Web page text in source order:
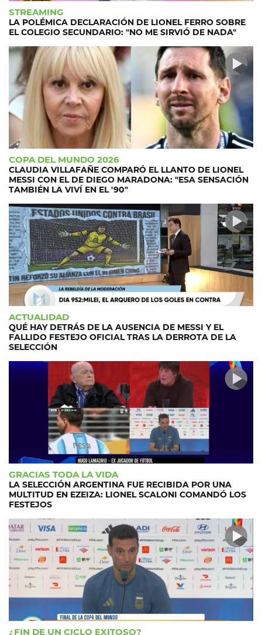
STREAMING
LA POLÉMICA DECLARACIÓN DE LIONEL FERRO SOBRE
EL COLEGIO SECUNDARIO: "NO ME SIRVIÓ DE NADA"
COPA DEL MUNDO 2026
CLAUDIA VILLAFAÑE COMPARÓ EL LLANTO DE LIONEL
MESSI CON EL DE DIEGO MARADONA: "ESA SENSACIÓN
TAMBIÉN LA VIVÍ EN EL '90"
ACTUALIDAD
QUÉ HAY DETRÁS DE LA AUSENCIA DE MESSI Y EL
FALLIDO FESTEJO OFICIAL TRAS LA DERROTA DE LA
SELECCIÓN
GRACIAS TODA LA VIDA
LA SELECCIÓN ARGENTINA FUE RECIBIDA POR UNA
MULTITUD EN EZEIZA: LIONEL SCALONI COMANDÓ LOS
FESTEJOS
¿FIN DE UN CICLO EXITOSO?